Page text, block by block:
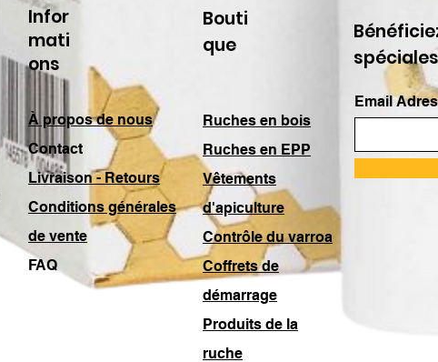
Infor
mati
ons
À propos de nous
Contact
Livraison - Retours
Conditions générales
de vente
FAQ
Bouti
que
Ruches en bois
Ruches en EPP
Vêtements
d'apiculture
Contrôle du varroa
Coffrets de
démarrage
Produits de la
ruche
spéciales
Email